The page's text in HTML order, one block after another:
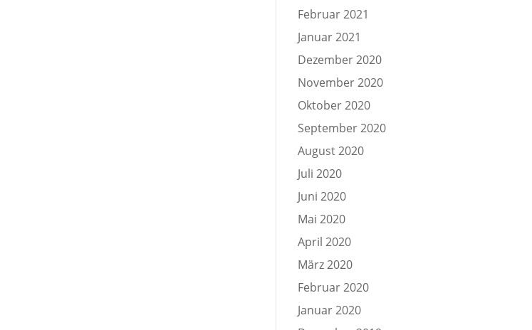
Februar 2021
Januar 2021
Dezember 2020
November 2020
Oktober 2020
September 2020
August 2020
Juli 2020
Juni 2020
Mai 2020
April 2020
März 2020
Februar 2020
Januar 2020